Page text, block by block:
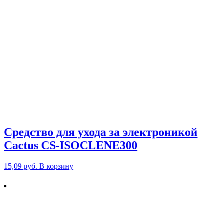
Средство для ухода за электроникой
Cactus CS-ISOCLENE300
15,09 руб. В корзину